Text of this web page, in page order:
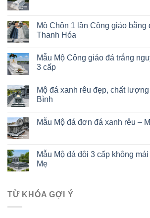
Mộ Chôn 1 lần Công giáo bằng
Thanh Hóa
Mẫu Mộ Công giáo đá trắng
3 cấp
Mộ đá xanh rêu đẹp, chất
Bình
Mẫu Mộ đá đơn đá xanh rêu –
Mẫu Mộ đá đôi 3 cấp không
Mẹ
TỪ KHÓA GỢI Ý